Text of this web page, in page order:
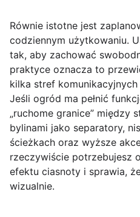
Równie istotne jest
codziennym użytkowaniu.
tak, aby zachować
praktyce oznacza to
kilka stref
Jeśli ogród ma pełnić
„ruchome granice” między
bylinami jako separatory,
ścieżkach oraz wyższe
rzeczywiście potrzebujesz
efektu ciasnoty i sprawia,
wizualnie.